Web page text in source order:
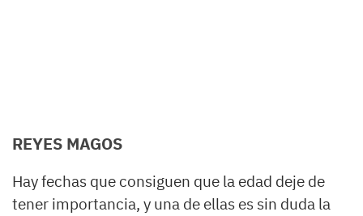
REYES MAGOS
Hay fechas que consiguen que la edad deje de
tener importancia, y una de ellas es sin duda la